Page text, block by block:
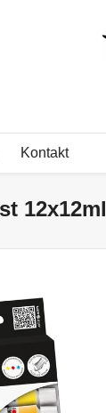
Kontakt
12x12ml